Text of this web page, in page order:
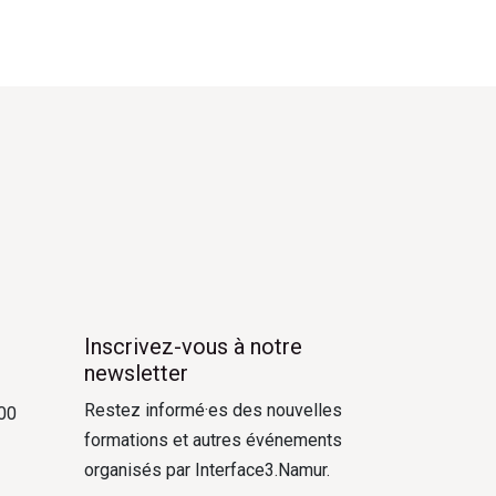
Inscrivez-vous à notre
newsletter
Restez informé·es des nouvelles
formations et autres événements
organisés par Interface3.Namur.